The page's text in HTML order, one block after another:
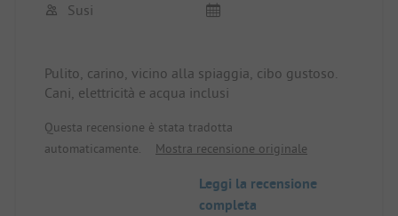
Susi
Pulito, carino, vicino alla spiaggia, cibo gustoso.
Cani, elettricità e acqua inclusi
Questa recensione è stata tradotta
automaticamente.
Mostra recensione originale
Leggi la recensione
completa